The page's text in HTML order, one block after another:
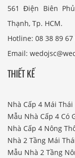
561 Điện Biên
Thạnh, Tp. HCM.
Hotline: 08 38 89 67
Email:
THIẾT KẾ
Nhà Cấp 4 Mái Thái
Mẫu Nhà Cấp 4 Có
Nhà Cấp 4 Nông
Nhà 2 Tầng Mái
Mẫu Nhà 2 Tầng